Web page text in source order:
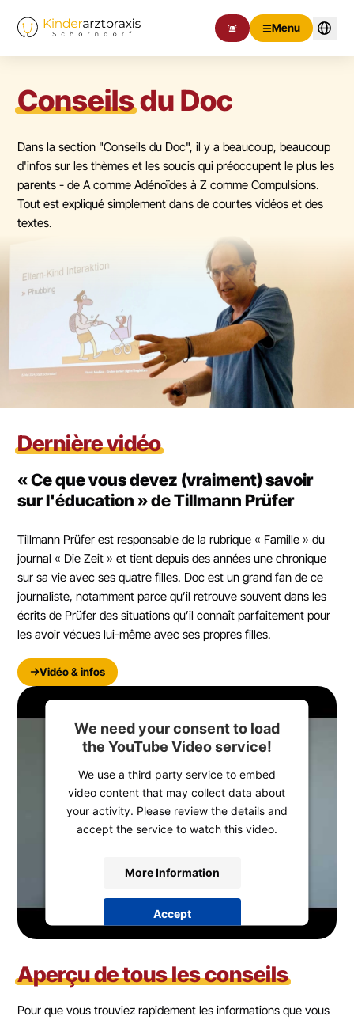
Menu
Conseilsdu Doc
Dans la section "Conseils du Doc", il y a beaucoup, beaucoup
d'infos sur les thèmes et les soucis qui préoccupent le plus les
parents - de A comme Adénoïdes à Z comme Compulsions.
Tout est expliqué simplement dans de courtes vidéos et des
textes.
Dernière vidéo
« Ce que vous devez (vraiment) savoir
sur l'éducation » de Tillmann Prüfer
Tillmann Prüfer est responsable de la rubrique « Famille » du
journal « Die Zeit » et tient depuis des années une chronique
sur sa vie avec ses quatre filles. Doc est un grand fan de ce
journaliste, notamment parce qu’il retrouve souvent dans les
écrits de Prüfer des situations qu’il connaît parfaitement pour
les avoir vécues lui-même avec ses propres filles.
Vidéo & infos
We need your consent to load
the YouTube Video service!
We use a third party service to embed
video content that may collect data about
your activity. Please review the details and
accept the service to watch this video.
More Information
Accept
powered byUsercentrics Consent
Aperçu de tous les conseils
Pour que vous trouviez rapidement les informations que vous